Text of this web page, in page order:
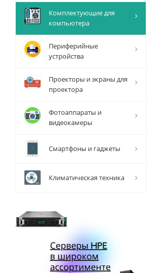
Комплектующие для
компьютера
Периферийные
устройства
Проекторы и экраны для
проектора
Фотоаппараты и
видеокамеры
Смартфоны и гаджеты
Климатическая техника